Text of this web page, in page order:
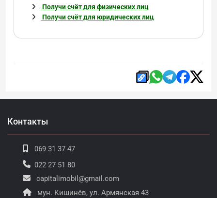
Получи счёт для физических лиц
Получи счёт для юридических лиц
Контакты
069 31 37 47
022 27 51 80
capitalimobil@gmail.com
мун. Кишинёв, ул. Армянская 43